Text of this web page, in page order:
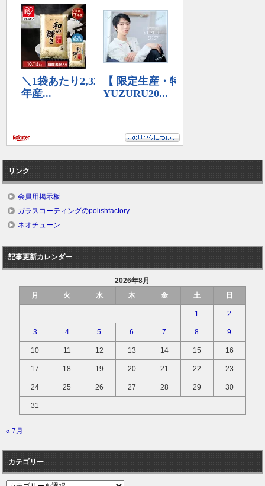
リンク
会員用掲示板
ガラスコーティングのpolishfactory
ネオチューン
記事更新カレンダー
2026年8月
月
火 水 木 金 土 日
1 2
3 4 5 6 7 8 9
10 11 12 13 14 15 16
17 18 19 20 21 22 23
24 25 26 27 28 29 30
31
« 7月
カテゴリー